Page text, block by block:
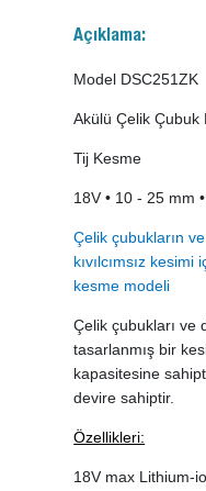
Açıklama:
Model DSC251ZK
Akülü Çelik Çubuk
Tij Kesme
18V • 10 - 25 mm
Çelik çubukların
kıvılcımsız
kesme modeli
Çelik çubukları ve
tasarlanmış bir
kapasitesine
devire sahiptir.
Özellikleri:
18V max Lithium-